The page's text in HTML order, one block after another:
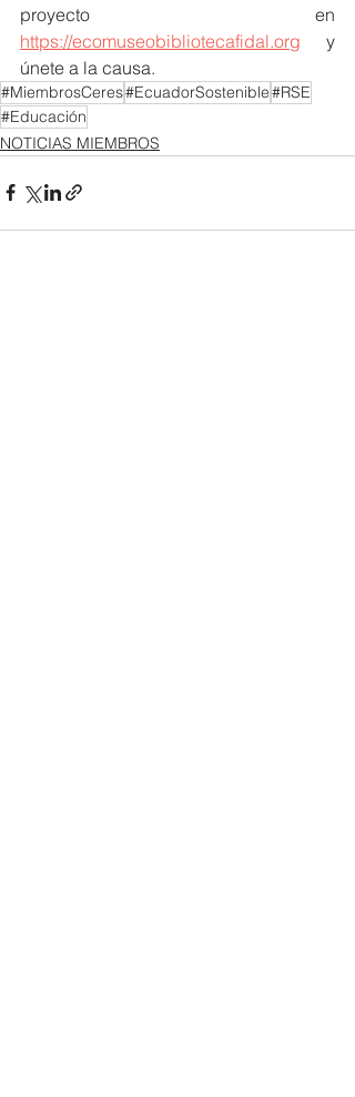
https://ecomuseobibliotecafidal.org y
únete a la causa.
#MiembrosCeres#EcuadorSostenible#RSE
#Educación
NOTICIAS MIEMBROS